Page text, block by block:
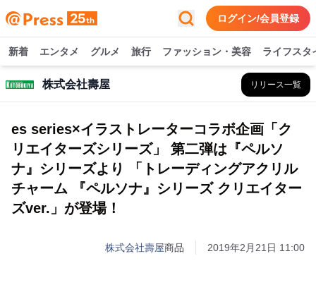
ログイン/会員登録
新着 エンタメ グルメ 旅行 ファッション・美容 ライフスタ
株式会社壽屋 リリース一覧
es series×イラストレーターコラボ企画「ク
リエイターズシリーズ」 第二弾は『ペルソ
ナ』シリーズより 「トレーディングアクリル
チャーム 『ペルソナ』シリーズ クリエイター
ズver.」が登場！
株式会社壽屋商品 2019年2月21日 11:00